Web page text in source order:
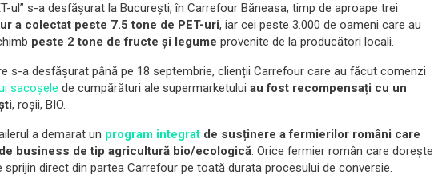
ul” s-a desfășurat la București, în Carrefour Băneasa, timp de aproape trei
a colectat peste 7.5 tone de PET-uri, iar cei peste 3.000 de oameni care au
peste 2 tone de fructe și legume provenite de la producători locali.
s-a desfășurat până pe 18 septembrie, clienții Carrefour care au făcut comenzi
sacoșele de cumpărături ale supermarketului au fost recompensați cu un
, roșii, BIO.
a demarat un program integrat de susținere a fermierilor români care
business de tip agricultură bio/ecologică. Orice fermier român care dorește
direct din partea Carrefour pe toată durata procesului de conversie.